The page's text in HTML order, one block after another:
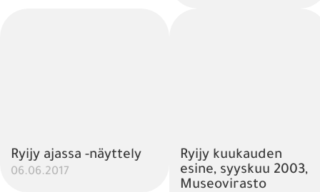
Ryijy ajassa -näyttely
06.06.2017
Ryijy kuukauden
esine, syyskuu 2003,
Museovirasto